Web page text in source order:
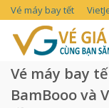
Vé máy bay tết
Vé máy bay
BamBooo và